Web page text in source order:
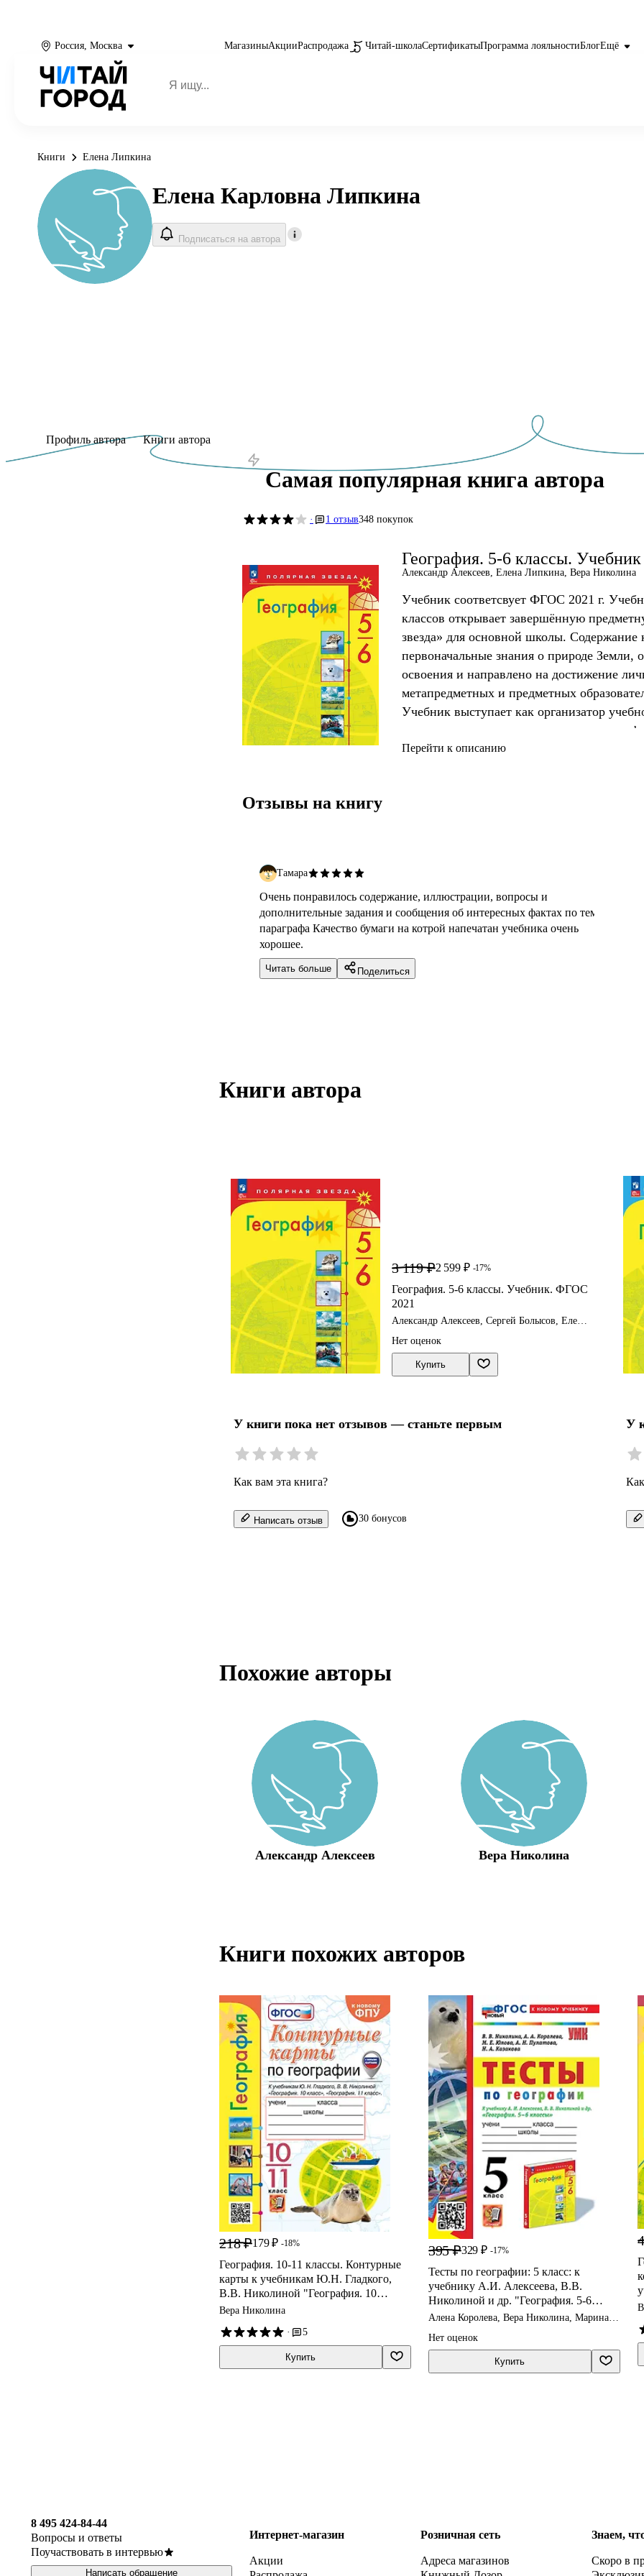
Россия, Москва МагазиныАкцииРаспродажа Читай-школаСертификатыПрограмма лояльностиБлогЕщё
Книги Елена Липкина
Елена Карловна Липкина
Подписаться на автора
Профиль автора Книги автора
Самая популярная книга автора
· 1 отзыв348 покупок
География. 5-6 классы. Учебник
Александр Алексеев, Елена Липкина, Вера Николина
Учебник соответсвует ФГОС 2021 г.
классов открывает завершённую
звезда» для основной школы. Содержание
первоначальные знания о природе Земли,
освоения и направлено на достижение
метапредметных и предметных
Учебник выступает как организатор
содержит в связи с этим систему
с «Полярной звездой»; систему
Перейти к описанию
Отзывы на книгу
Тамара
Очень понравилось содержание, иллюстрации, вопросы и
дополнительные задания и сообщения об интересных фактах по теме
параграфа Качество бумаги на котрой напечатан учебника очень
хорошее.
Читать больше Поделиться
Книги автора
3 119 ₽2 599 ₽ -17%
География. 5-6 классы. Учебник. ФГОС
2021
Александр Алексеев, Сергей Болысов, Елена
Нет оценок
Купить
У книги пока нет отзывов — станьте первым
Как вам эта книга?
Написать отзыв 30 бонусов
У
Похожие авторы
Александр Алексеев Вера Николина
Книги похожих авторов
218 ₽179 ₽ -18%
География. 10-11 классы. Контурные
карты к учебникам Ю.Н. Гладкого,
В.В. Николиной "География. 10
класс" и "География. 11 класс". ФГОС
Вера Николина
·
5
Купить
395 ₽329 ₽ -17%
Тесты по географии: 5 класс: к
учебнику А.И. Алексеева, В.В.
Николиной и др. "География. 5-6
классы". ФГОС НОВЫЙ (к новому
Алена Королева, Вера Николина, Марина
Нет оценок
Купить
8 495 424-84-44
Вопросы и ответы
Поучаствовать в интервью
Написать обращение
Интернет-магазин
Акции
Розничная сеть
Адреса магазинов
Знаем,
Скоро в